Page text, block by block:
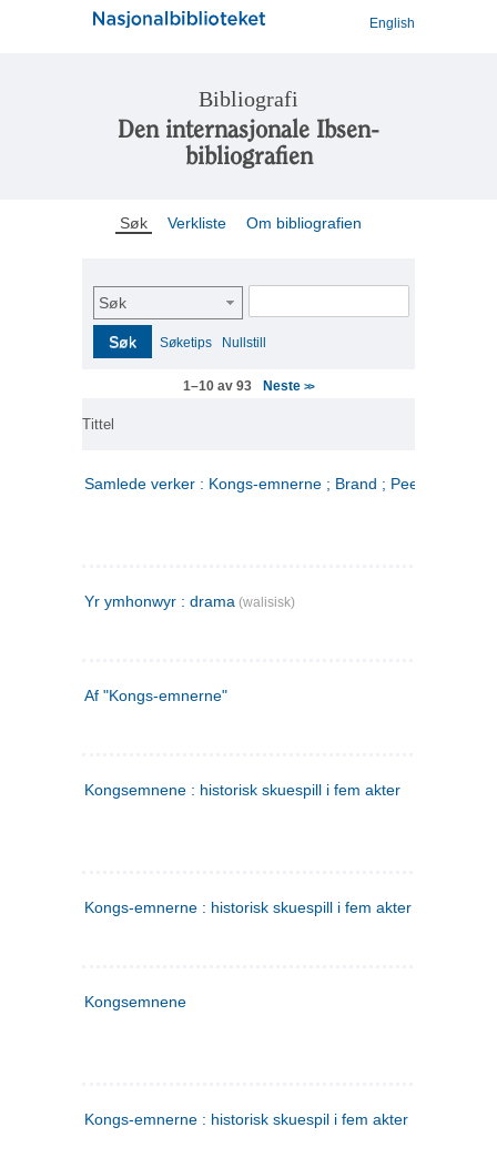
English
Bibliografi
Den internasjonale Ibsen-
bibliografien
Søk Verkliste Om bibliografien
Søk
Søk Søketips Nullstill
1–10 av 93 Neste>>
Tittel
Samlede verker : Kongs-emnerne ; Brand ; Peer Gynt. 2
Yr ymhonwyr : drama (walisisk)
Af "Kongs-emnerne"
Kongsemnene : historisk skuespill i fem akter
Kongs-emnerne : historisk skuespill i fem akter
Kongsemnene
Kongs-emnerne : historisk skuespil i fem akter